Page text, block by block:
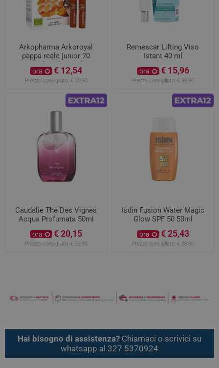
Arkopharma Arkoroyal
pappa reale junior 20
unidosi da 15ml
ora € 12,54
Prezzo consigliato: € 20,90
Remescar Lifting Viso
Istant 40 ml
ora € 15,96
Prezzo consigliato: € 39,90
Caudalie The Des Vignes
Acqua Profumata 50ml
ora € 20,15
Prezzo consigliato: € 22,90
Isdin Fusion Water Magic
Glow SPF 50 50ml
ora € 25,43
Prezzo consigliato: € 28,90
Hai bisogno di assistenza? Chiamaci o scrivici su
whatsapp al 327 5370924